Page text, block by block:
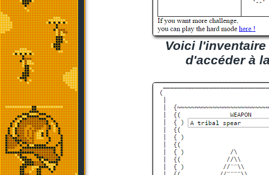
Voici
d'accéder à